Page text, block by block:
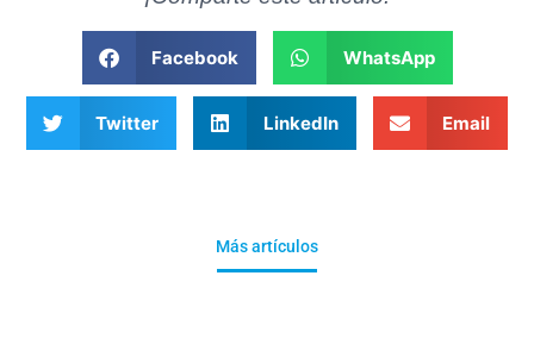
Facebook WhatsApp
Twitter LinkedIn Email
Más artículos